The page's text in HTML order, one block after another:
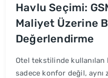
Havlu Seçimi:
Maliyet Üzerine
Değerlendirme
Otel tekstilinde
sadece konfor değil, aynı